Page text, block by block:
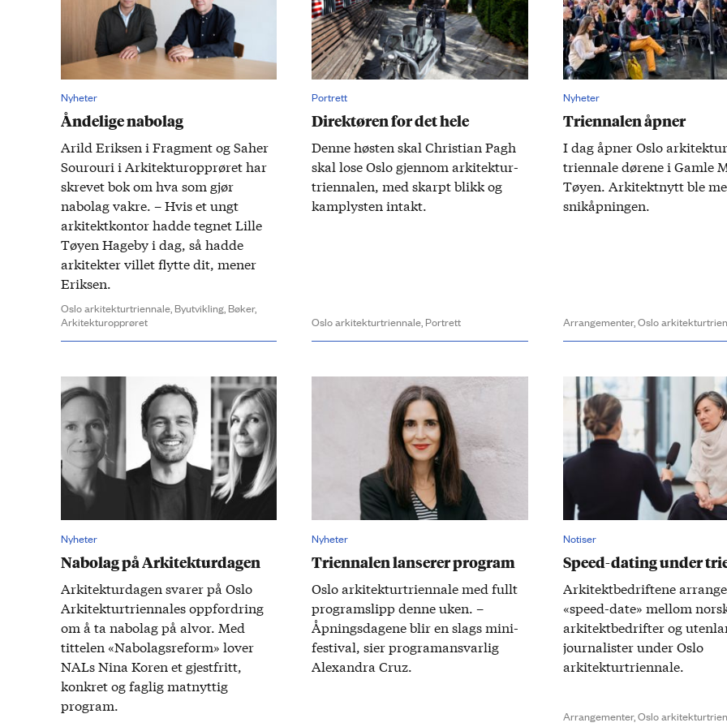
Nyheter
Åndelige nabolag
Arild Eriksen i Fragment og Saher
Sourouri i Arkitekturopprøret har
skrevet bok om hva som gjør
nabolag vakre. – Hvis et ungt
arkitektkontor hadde tegnet Lille
Tøyen Hageby i dag, så hadde
arkitekter villet flytte dit, mener
Eriksen.
Oslo arkitekturtriennale, Byutvikling, Bøker,
Arkitekturopprøret
Portrett
Direktøren for det hele
Denne høsten skal Christian Pagh
skal lose Oslo gjennom arkitektur­
triennalen, med skarpt blikk og
kamp­lysten intakt.
Oslo arkitekturtriennale, Portrett
Nyheter
Triennalen åpner
​I dag åpner Oslo
triennale dørene i Gamle
Tøyen. Arkitektnytt ble
snik­åpningen.
Arrangementer,Oslo
Nyheter
Nabolag på Arkitekturdagen
Arkitektur­dagen svarer på Oslo
Arkitektur­triennales opp­fordring
om å ta nabo­lag på alvor. Med
tittelen «Nabolags­reform» lover
NALs Nina Koren et gjest­fritt,
konkret og faglig mat­nyttig
program.
Nyheter
Triennalen lanserer program
Oslo arkitektur­triennale med fullt
program­slipp denne uken. –
Åpnings­dagene blir en slags mini­
festival, sier program­ansvarlig
Alexandra Cruz.
Notiser
Speed-dating under
Arkitektbedriftene
«speed-date» mellom
arkitektbedrifter og
journalister under Oslo
arkitekturtriennale.
Arrangementer, Oslo